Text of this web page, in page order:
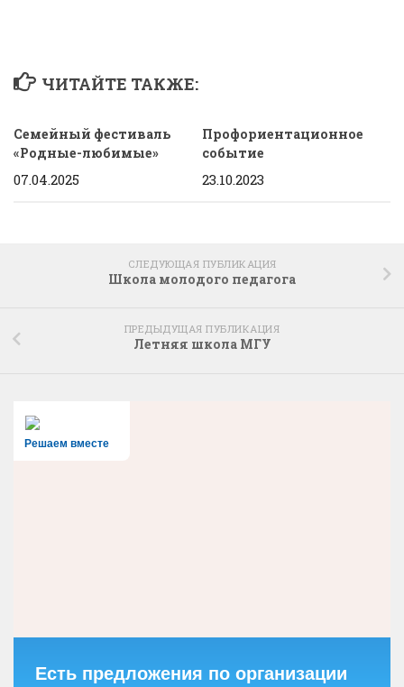
ЧИТАЙТЕ ТАКЖЕ:
Семейный фестиваль
«Родные-любимые»
07.04.2025
Профориентационное
событие
23.10.2023
СЛЕДУЮЩАЯ ПУБЛИКАЦИЯ
Школа молодого педагога
ПРЕДЫДУЩАЯ ПУБЛИКАЦИЯ
Летняя школа МГУ
Решаем вместе
Есть предложения по организации